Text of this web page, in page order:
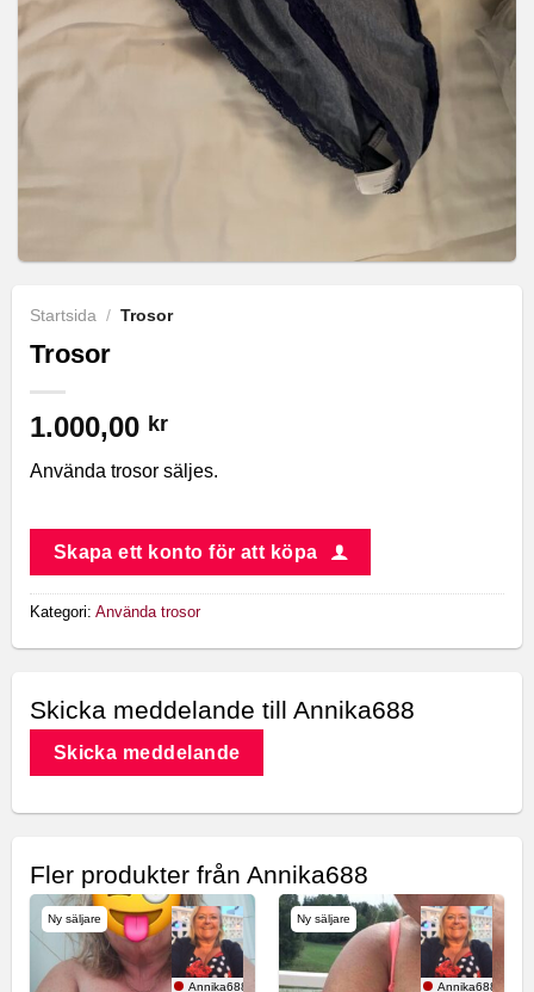
Startsida / Trosor
Trosor
1.000,00 kr
Använda trosor säljes.
Skapa ett konto för att köpa
Kategori: Använda trosor
Skicka meddelande till Annika688
Skicka meddelande
Fler produkter från Annika688
Ny säljare
Annika688
Ny säljare
Annika688